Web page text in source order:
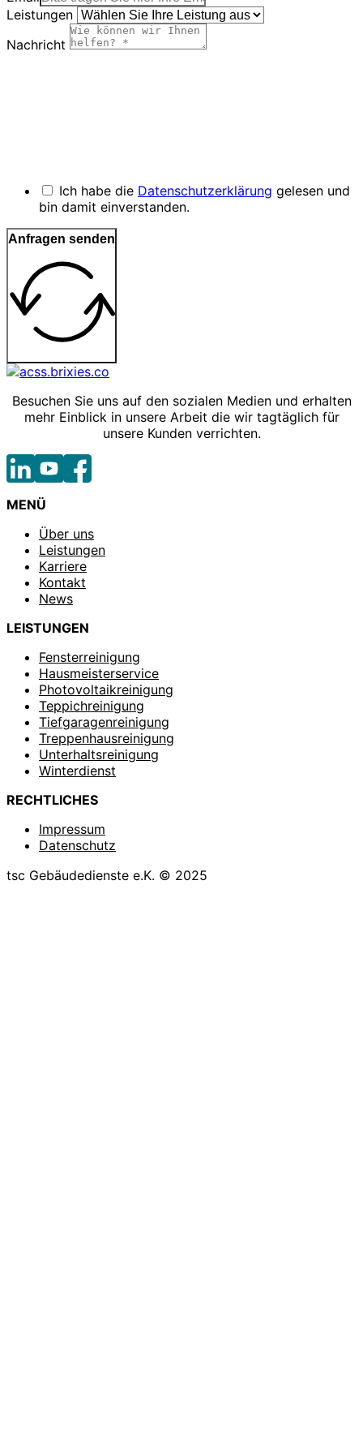
Leistungen
Nachricht
Ich habe die Datenschutzerklärung gelesen und
bin damit einverstanden.
Anfragen senden
Besuchen Sie uns auf den sozialen Medien und erhalten
mehr Einblick in unsere Arbeit die wir tagtäglich für
unsere Kunden verrichten.
MENÜ
Über uns
Leistungen
Karriere
Kontakt
News
LEISTUNGEN
Fensterreinigung
Hausmeisterservice
Photovoltaikreinigung
Teppichreinigung
Tiefgaragenreinigung
Treppenhausreinigung
Unterhaltsreinigung
Winterdienst
RECHTLICHES
Impressum
Datenschutz
tsc Gebäudedienste e.K. © 2025